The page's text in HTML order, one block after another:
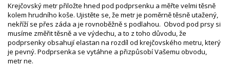
Krejčovský metr přiložte hned pod podprsenku a měřte velmi těsně
kolem hrudního koše. Ujistěte se, že metr je poměrně těsně utažený,
nekříží se přes záda a je rovnoběžně s podlahou. Obvod pod prsy si
musíme změřit těsně a ve výdechu, a to z toho důvodu, že
podprsenky obsahují elastan na rozdíl od krejčovského metru, který
je pevný. Podprsenka se vytáhne a přizpůsobí Vašemu obvodu,
metr ne.